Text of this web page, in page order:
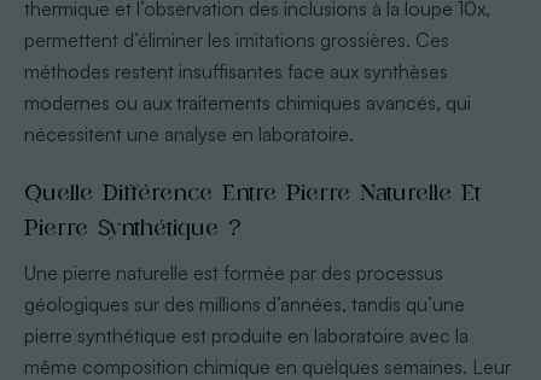
thermique et l’observation des inclusions à la loupe 10x,
permettent d’éliminer les imitations grossières. Ces
méthodes restent insuffisantes face aux synthèses
modernes ou aux traitements chimiques avancés, qui
nécessitent une analyse en laboratoire.
Quelle Différence Entre Pierre Naturelle Et
Pierre Synthétique ?
Une pierre naturelle est formée par des processus
géologiques sur des millions d’années, tandis qu’une
pierre synthétique est produite en laboratoire avec la
même composition chimique en quelques semaines. Leur